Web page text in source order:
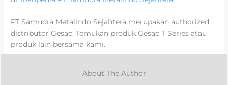
PT Samudra Metalindo Sejahtera merupakan authorized
distributor Gesac. Temukan produk Gesac T Series atau
produk lain bersama kami.
About The Author